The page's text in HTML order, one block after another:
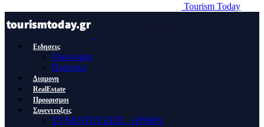
Tourism Today
Ειδησεις
Οικονομια
Πολιτικη
Διαμονη
RealEstate
Προορισμοι
Συνεντευξεις
ΣΥΝΕΝΤΕΥΞΕΙΣ – ΑΡΘΡΑ